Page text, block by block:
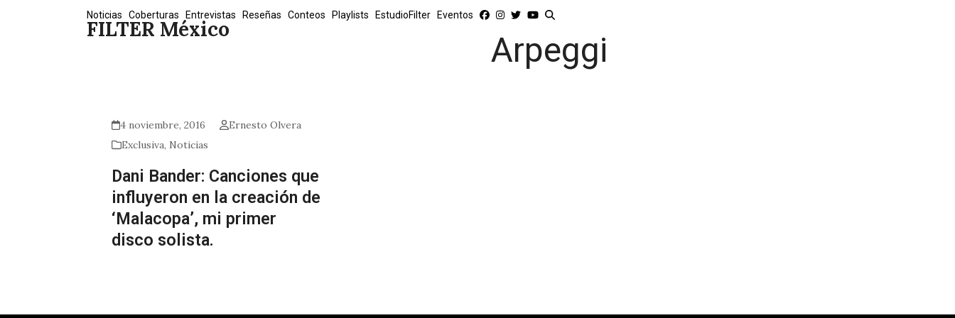
FILTER México
Noticias Coberturas Entrevistas Reseñas Conteos Playlists EstudioFilter Eventos
Arpeggi
4 noviembre, 2016
Ernesto Olvera
Exclusiva, Noticias
Dani Bander: Canciones que
influyeron en la creación de
‘Malacopa’, mi primer
disco solista.